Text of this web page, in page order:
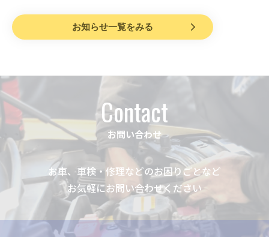
お知らせ一覧をみる
Contact
お問い合わせ
お車、車検・修理などのお困りごとなど
お気軽にお問い合わせください